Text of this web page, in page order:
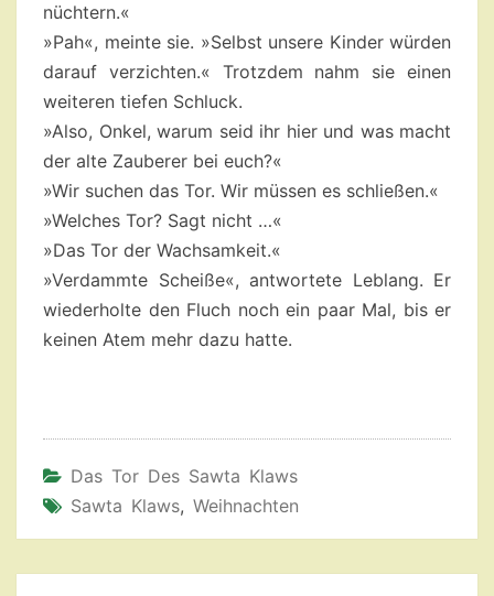
nüchtern.«
»Pah«, meinte sie. »Selbst unsere Kinder würden
darauf verzichten.« Trotzdem nahm sie einen
weiteren tiefen Schluck.
»Also, Onkel, warum seid ihr hier und was macht
der alte Zauberer bei euch?«
»Wir suchen das Tor. Wir müssen es schließen.«
»Welches Tor? Sagt nicht …«
»Das Tor der Wachsamkeit.«
»Verdammte Scheiße«, antwortete Leblang. Er
wiederholte den Fluch noch ein paar Mal, bis er
keinen Atem mehr dazu hatte.
Das Tor Des Sawta Klaws
Sawta Klaws, Weihnachten